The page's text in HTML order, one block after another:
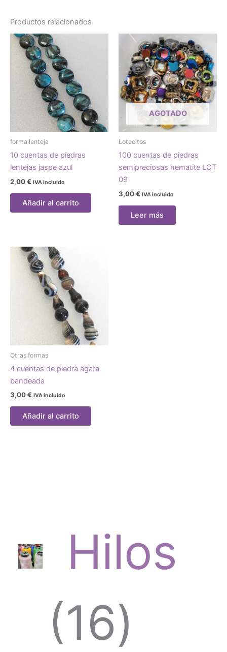
Hilos
161
Productos relacionados
forma lenteja
10 cuentas de piedras
lentejas jaspe azul
2,00€ IVA incluido
Añadir al carrito
AGOTADO
Lotecitos
100 cuentas de piedras
semipreciosas hematite LOT
09
3,00€ IVA incluido
Leer más
Otras formas
4 cuentas de piedra agata
bandeada
3,00€ IVA incluido
Añadir al carrito